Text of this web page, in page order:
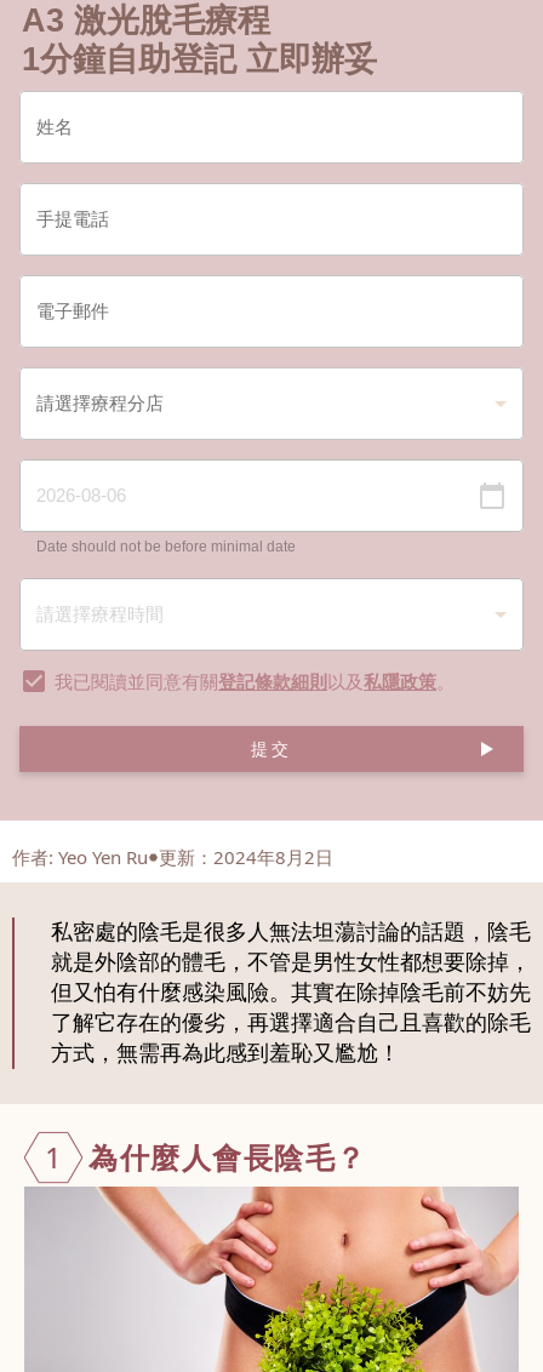
A3 激光脫毛療程
1分鐘自助登記 立即辦妥
Date should not be before minimal date
我已閱讀並同意有關登記條款細則以及私隱政策。
提交
作者: Yeo Yen Ru 更新：2024年8月2日
私密處的陰毛是很多人無法坦蕩討論的話題，陰毛
就是外陰部的體毛，不管是男性女性都想要除掉，
但又怕有什麼感染風險。其實在除掉陰毛前不妨先
了解它存在的優劣，再選擇適合自己且喜歡的除毛
方式，無需再為此感到羞恥又尷尬！
1 為什麼人會長陰毛？